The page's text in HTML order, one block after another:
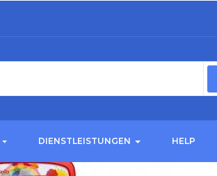
DIENSTLEISTUNGEN HELP